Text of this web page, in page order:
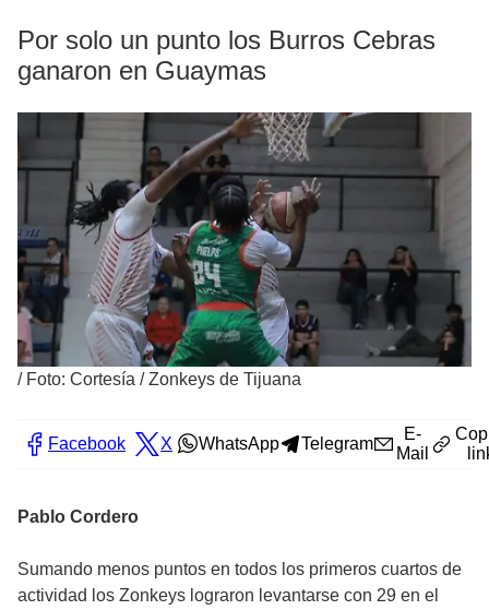
Por solo un punto los Burros Cebras
ganaron en Guaymas
/ Foto: Cortesía / Zonkeys de Tijuana
Facebook X WhatsApp Telegram
E-
Mail
Pablo Cordero
Sumando menos puntos en todos los primeros cuartos de
actividad los Zonkeys lograron levantarse con 29 en el